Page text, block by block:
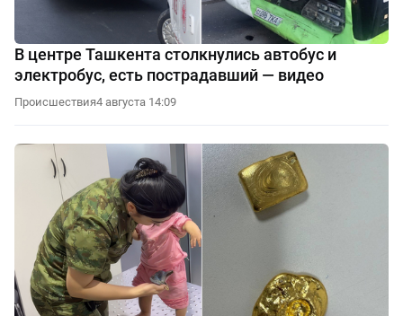
В центре Ташкента столкнулись автобус и
электробус, есть пострадавший — видео
Происшествия4 августа 14:09